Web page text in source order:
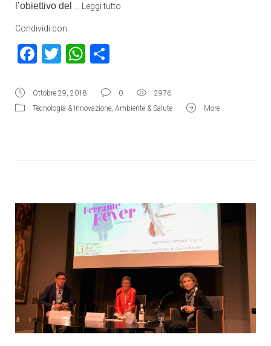
l’obiettivo del
Leggi tutto
Condividi con
Facebook
TwitterWhatsApp
Ottobre 29, 2018 0
2976
Tecnologia & Innovazione, Ambiente & Salute More